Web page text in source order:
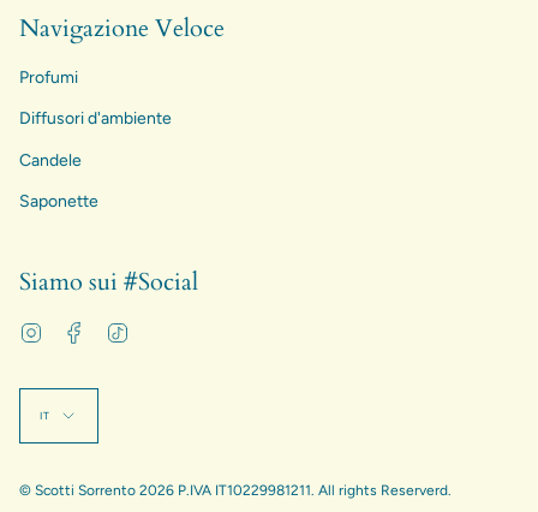
Navigazione Veloce
Profumi
Diffusori d'ambiente
Candele
Saponette
Siamo sui #Social
InstagramFacebook
Lingua
IT
© Scotti Sorrento 2026 P.IVA IT10229981211. All rights Reserverd.